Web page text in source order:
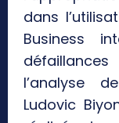
dans
Business
l’analyse
Ludovic